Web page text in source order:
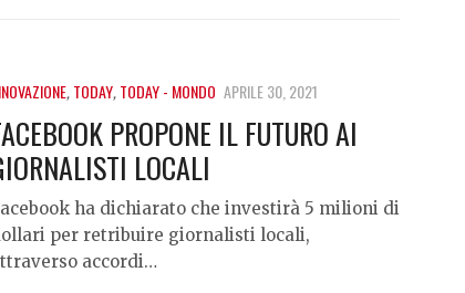
,TODAY,TODAY - MONDO APRILE 30, 2021
PROPONE IL FUTURO AI
LOCALI
ha dichiarato che investirà 5 milioni di
per retribuire giornalisti locali,
accordi…